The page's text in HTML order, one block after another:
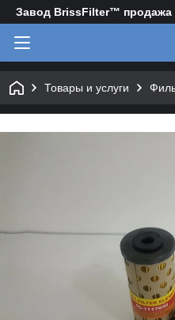
Завод BrissFilter™ продажа
Товары и услуги